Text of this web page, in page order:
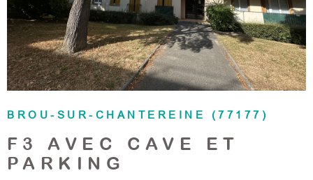
BROU-SUR-CHANTEREINE (77177)
F3 AVEC CAVE ET
PARKING